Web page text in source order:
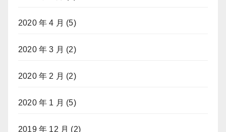
2020 年 4 月 (5)
2020 年 3 月 (2)
2020 年 2 月 (2)
2020 年 1 月 (5)
2019 年 12 月 (2)